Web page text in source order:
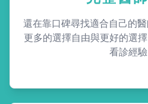
還在靠口碑尋找適合自己的
更多的選擇自由與更好的選
看診經驗